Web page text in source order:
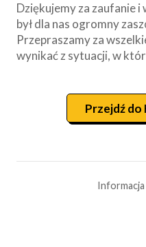
Dziękujemy za zaufanie i
był dla nas ogromny
Przepraszamy za
wynikać z sytuacji, w
Przejdź do